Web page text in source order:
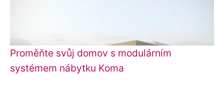
Proměňte svůj domov s modulárním
systémem nábytku Koma